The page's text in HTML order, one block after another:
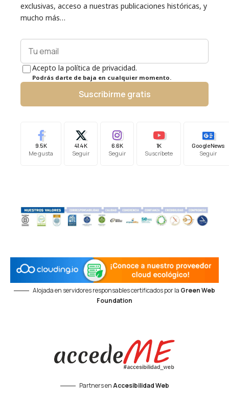
exclusivas, acceso a nuestras publicaciones históricas, y
mucho más…
Acepto la política de privacidad.
Podrás darte de baja en cualquier momento.
Suscribirme gratis
9.5K
Me gusta
41.4K
Seguir
6.6K
Seguir
1K
Suscríbete
Google News
Seguir
Alojada en servidores responsables certificados por la Green Web
Foundation
Partners enAccesibilidad Web